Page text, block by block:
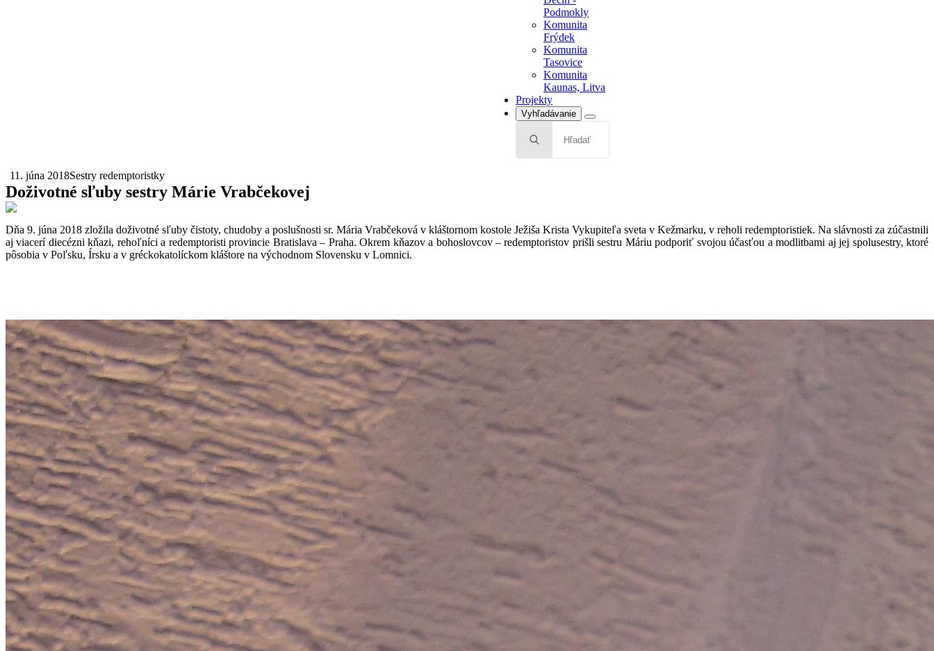
Podmokly
Komunita
Frýdek
Komunita
Tasovice
Komunita
Kaunas, Litva
Projekty
Vyhľadávanie
for:
Komunita
Kaunas, Litva
Projekty
11. júna 2018Sestry redemptoristky
Doživotné sľuby sestry Márie Vrabčekovej
Dňa 9. júna 2018 zložila doživotné sľuby čistoty, chudoby a poslušnosti sr. Mária Vrabčeková v kláštornom kostole Ježiša Krista Vykupiteľa sveta v Kežmarku, v reholi redemptoristiek. Na slávnosti za zúčastnili
aj viacerí diecézni kňazi, rehoľníci a redemptoristi provincie Bratislava – Praha. Okrem kňazov a bohoslovcov – redemptoristov prišli sestru Máriu podporiť svojou účasťou a modlitbami aj jej spolusestry, ktoré
pôsobia v Poľsku, Írsku a v gréckokatolíckom kláštore na východnom Slovensku v Lomnici.